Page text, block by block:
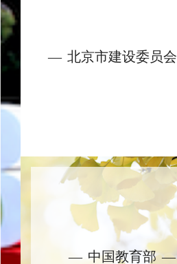
北京市建设委员会
中国教育部